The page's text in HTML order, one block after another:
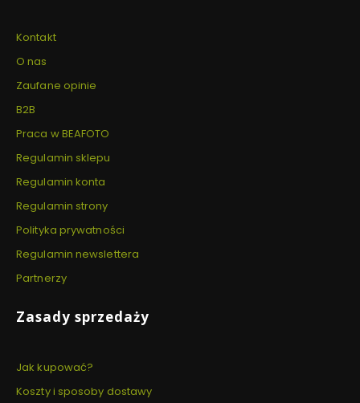
Kontakt
O nas
Zaufane opinie
B2B
Praca w BEAFOTO
Regulamin sklepu
Regulamin konta
Regulamin strony
Polityka prywatności
Regulamin newslettera
Partnerzy
Zasady sprzedaży
Jak kupować?
Koszty i sposoby dostawy